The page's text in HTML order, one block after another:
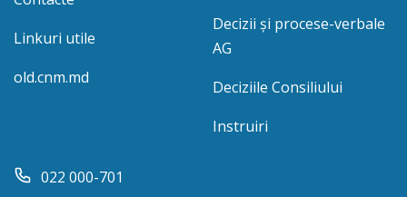
Linkuri utile
old.cnm.md
Decizii și procese-verbale
AG
Deciziile Consiliului
Instruiri
022 000-701